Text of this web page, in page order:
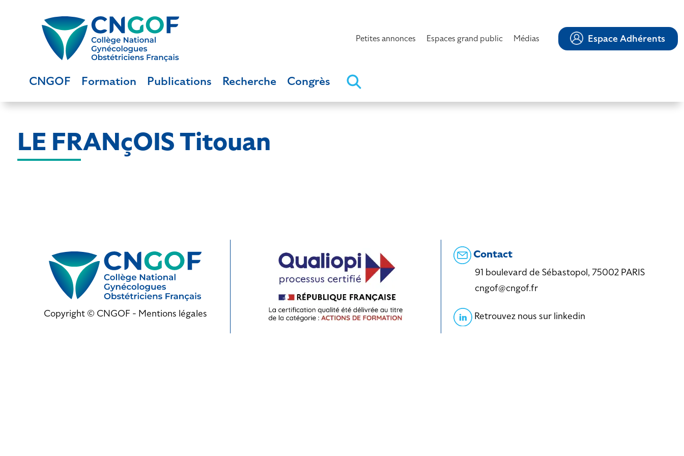
Petites annonces Espaces grand public Médias Espace Adhérents
CNGOF Formation Publications Recherche Congrès
LE FRANçOIS Titouan
Copyright © CNGOF - Mentions légales
Contact
91 boulevard de Sébastopol, 75002 PARIS
cngof@cngof.fr
Retrouvez nous sur linkedin